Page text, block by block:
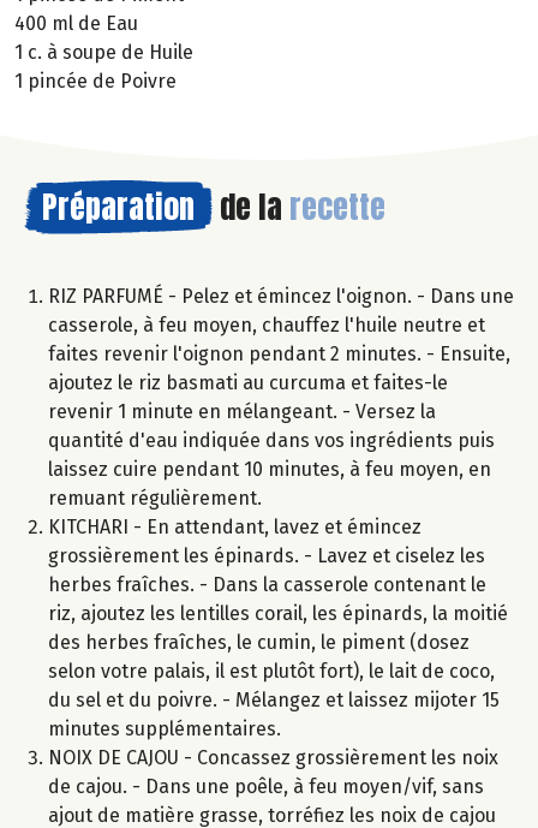
400 ml de Eau
1 c. à soupe de Huile
1 pincée de Poivre
Préparation de la recette
RIZ PARFUMÉ - Pelez et émincez l'oignon. - Dans une
casserole, à feu moyen, chauffez l'huile neutre et
faites revenir l'oignon pendant 2 minutes. - Ensuite,
ajoutez le riz basmati au curcuma et faites-le
revenir 1 minute en mélangeant. - Versez la
quantité d'eau indiquée dans vos ingrédients puis
laissez cuire pendant 10 minutes, à feu moyen, en
remuant régulièrement.
KITCHARI - En attendant, lavez et émincez
grossièrement les épinards. - Lavez et ciselez les
herbes fraîches. - Dans la casserole contenant le
riz, ajoutez les lentilles corail, les épinards, la moitié
des herbes fraîches, le cumin, le piment (dosez
selon votre palais, il est plutôt fort), le lait de coco,
du sel et du poivre. - Mélangez et laissez mijoter 15
minutes supplémentaires.
NOIX DE CAJOU - Concassez grossièrement les noix
de cajou. - Dans une poêle, à feu moyen/vif, sans
ajout de matière grasse, torréfiez les noix de cajou